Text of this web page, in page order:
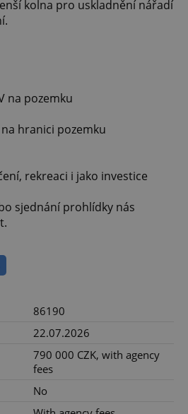
kolna pro uskladnění nářadí
na pozemku
hranici pozemku
rekreaci i jako investice
sjednání prohlídky nás
86190
22.07.2026
790 000 CZK, with agency
fees
No